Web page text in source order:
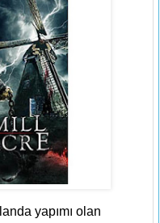
yapımı olan